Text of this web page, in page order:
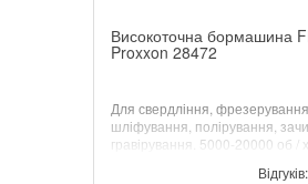
Високоточна бормашина
Proxxon 28472
Для свердління,
шліфування, полірування,
гравірування. 5000-20000 об /
Відгуків: